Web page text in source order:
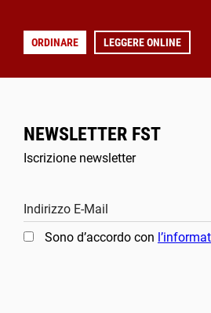
ORDINARE LEGGERE ONLINE
NEWSLETTER FST
Iscrizione newsletter
Indirizzo E-Mail
Sono d’accordo con